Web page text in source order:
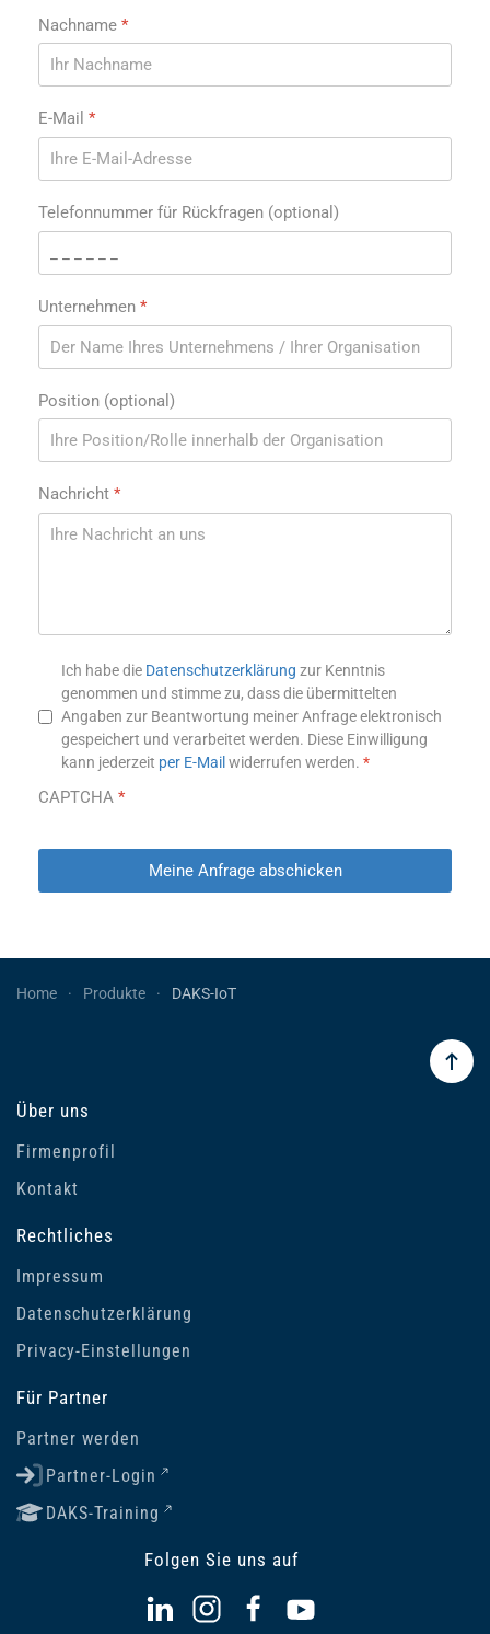
Nachname *
E-Mail *
Telefonnummer für Rückfragen (optional)
Unternehmen *
Position (optional)
Nachricht *
Datenschutzhinweis*
Ich habe die Datenschutzerklärung zur Kenntnis
genommen und stimme zu, dass die übermittelten
Angaben zur Beantwortung meiner Anfrage elektronisch
gespeichert und verarbeitet werden. Diese Einwilligung
kann jederzeit per E-Mail widerrufen werden. *
CAPTCHA *
Meine Anfrage abschicken
Home Produkte DAKS-IoT
Über uns
Firmenprofil
Kontakt
Rechtliches
Impressum
Datenschutzerklärung
Privacy-Einstellungen
Für Partner
Partner werden
Partner-Login
DAKS-Training
Folgen Sie uns auf